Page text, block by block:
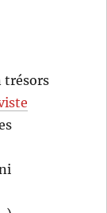
trésors